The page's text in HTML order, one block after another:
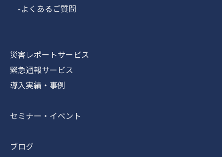
-よくあるご質問
災害レポートサービス
緊急通報サービス
導入実績・事例
セミナー・イベント
ブログ